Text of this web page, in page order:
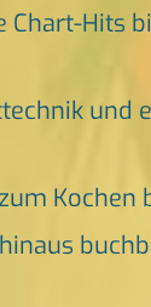
Chart-